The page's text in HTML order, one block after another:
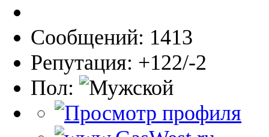
Сообщений: 1413
Репутация: +122/-2
Пол: